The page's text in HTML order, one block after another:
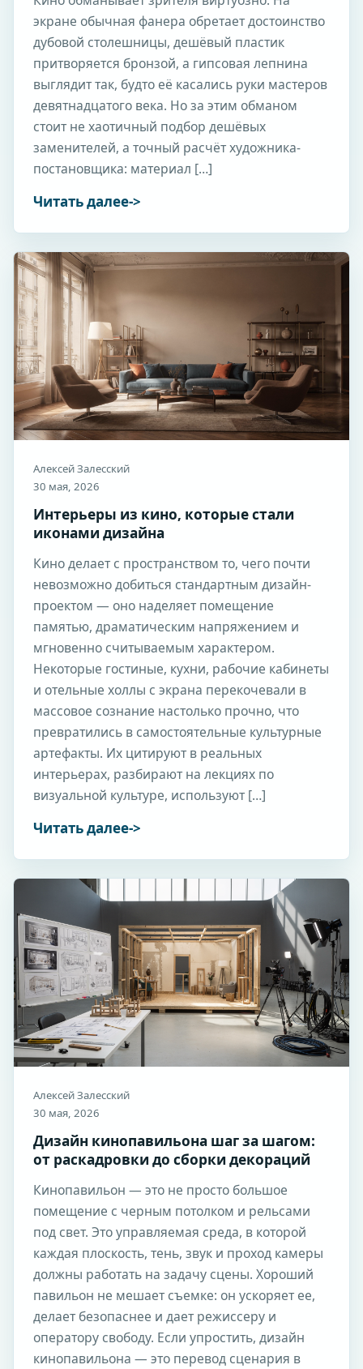
экране обычная фанера обретает достоинство
дубовой столешницы, дешёвый пластик
притворяется бронзой, а гипсовая лепнина
выглядит так, будто её касались руки мастеров
девятнадцатого века. Но за этим обманом
стоит не хаотичный подбор дешёвых
заменителей, а точный расчёт художника-
постановщика: материал […]
Читать далее
Алексей Залесский
30 мая, 2026
Интерьеры из кино, которые стали
иконами дизайна
Кино делает с пространством то, чего почти
невозможно добиться стандартным дизайн-
проектом — оно наделяет помещение
памятью, драматическим напряжением и
мгновенно считываемым характером.
Некоторые гостиные, кухни, рабочие кабинеты
и отельные холлы с экрана перекочевали в
массовое сознание настолько прочно, что
превратились в самостоятельные культурные
артефакты. Их цитируют в реальных
интерьерах, разбирают на лекциях по
визуальной культуре, используют […]
Читать далее
Алексей Залесский
30 мая, 2026
Дизайн кинопавильона шаг за шагом:
от раскадровки до сборки декораций
Кинопавильон — это не просто большое
помещение с черным потолком и рельсами
под свет. Это управляемая среда, в которой
каждая плоскость, тень, звук и проход камеры
должны работать на задачу сцены. Хороший
павильон не мешает съемке: он ускоряет ее,
делает безопаснее и дает режиссеру и
оператору свободу. Если упростить, дизайн
кинопавильона — это перевод сценария в